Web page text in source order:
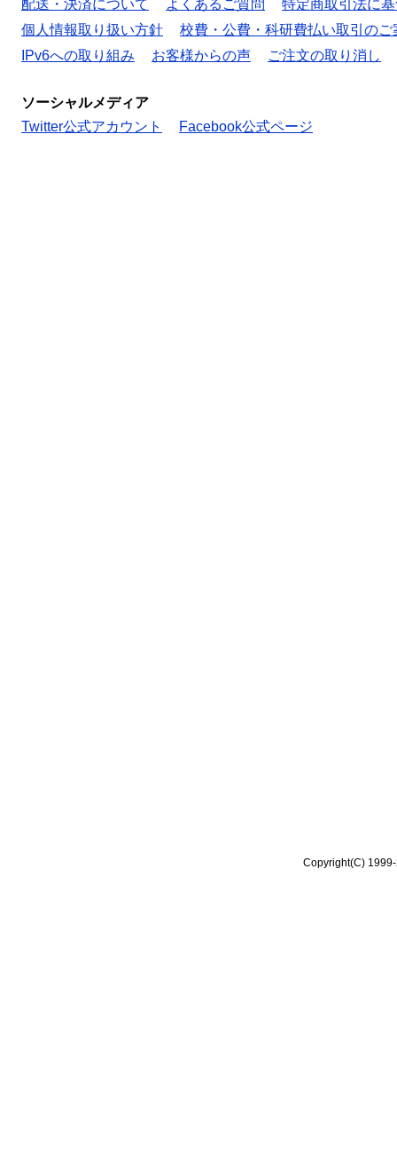
配送・決済について よくあるご質問
特定商取引法に
個人情報取り扱い方針
校費・公費・科研費払い取引のご
IPv6への取り組み
お客様からの声 ご注文の取り消し
ソーシャルメディア
Twitter公式アカウント
Facebook公式ページ
Copyright(C)